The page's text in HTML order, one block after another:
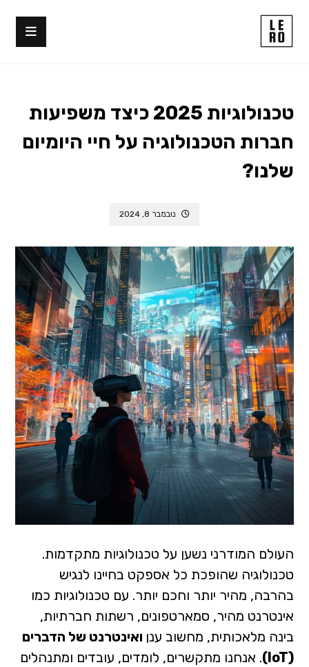
טכנולוגיות 2025 כיצד משפיעות
חברות הטכנולוגיה על חיי היומיום
שלנו?
נובמבר 8, 2024
העולם המודרני נשען על טכנולוגיות מתקדמות.
טכנולוגיה שהופכת כל אספקט בחיינו לנגיש
בהרבה, מהיר יותר וחכם יותר. עם טכנולוגיות כמו
אינטרנט מהיר, סמארטפונים, רשתות חברתיות,
בינה מלאכותית, מחשוב ענן ואינטרנט של הדברים
(IoT)
. אנחנו מתקשרים, לומדים, עובדים ומתנהלים